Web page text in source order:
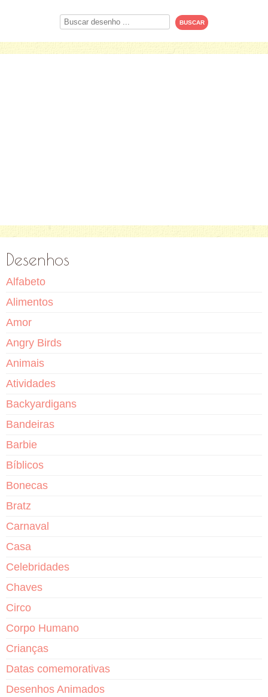
Procurar
Desenhos
Alfabeto
Alimentos
Amor
Angry Birds
Animais
Atividades
Backyardigans
Bandeiras
Barbie
Bíblicos
Bonecas
Bratz
Carnaval
Casa
Celebridades
Chaves
Circo
Corpo Humano
Crianças
Datas comemorativas
Desenhos Animados